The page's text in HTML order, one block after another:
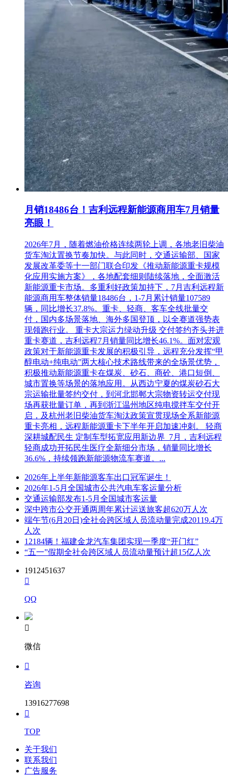
月销18486台！吉利远程新能源商用车7月销量
亮眼！
2026年7月，随着燃油价格连续两轮上调，各地老旧柴油
货车淘汰置换节奏加快。与此同时，交通运输部、国家
发展改革委等十一部门联合印发《推动新能源重卡规模
化应用实施方案》，各地配套细则陆续落地，全面激活
新能源重卡市场。多重利好政策加持下，7月吉利远程新
能源商用车整体销量18486台，1-7月累计销量107589
辆，同比增长37.8%。重卡、轻商、客车全线批量交
付，国内多场景落地、海外多国登顶，以全赛道强势表
现领跑行业。 重卡大宗运力绿动升级 交付签约齐头并进
重卡赛道，吉利远程7月销量同比增长46.1%。面对宏观
政策对于新能源重卡发展的积极引导，远程充分发挥“甲
醇电动+纯电动”两大核心技术路线带来的全场景优势，
积极推动新能源重卡在煤炭、砂石、商砼、港口短倒、
城市置换等场景的落地应用。从西边宁夏的煤炭砂石大
宗运输批量签约交付，到河北邯郸大宗物资转运交付现
场再获批量订单，再到浙江温州地区纯电搅拌车交付开
启，及杭州老旧柴油货车淘汰政策宣贯现场全系新能源
重卡亮相，远程新能源重卡下半年开启加速冲刺。 轻商
深耕城配民生 定制车型拓宽应用新边界 7月，吉利远程
轻商成功开拓民生医疗全新细分市场，销量同比增长
36.6%，持续领跑新能源物流车赛道。...
2026年上半年新能源客车出口冠军诞生！
2026年1-5月全国城市公共汽电车客运量分析
交通运输部发布1-5月全国城市客运量
深中跨市公交开通两周年累计运送旅客超620万人次
端午节(6月20日)全社会跨区域人员流动量完成20119.4万
人次
12184辆！福建金龙汽车集团实现一季度“开门红”
“五一”假期全社会跨区域人员流动量预计超15亿人次
1912451637

QQ

微信

咨询
13916277698

TOP
关于我们
联系我们
广告服务